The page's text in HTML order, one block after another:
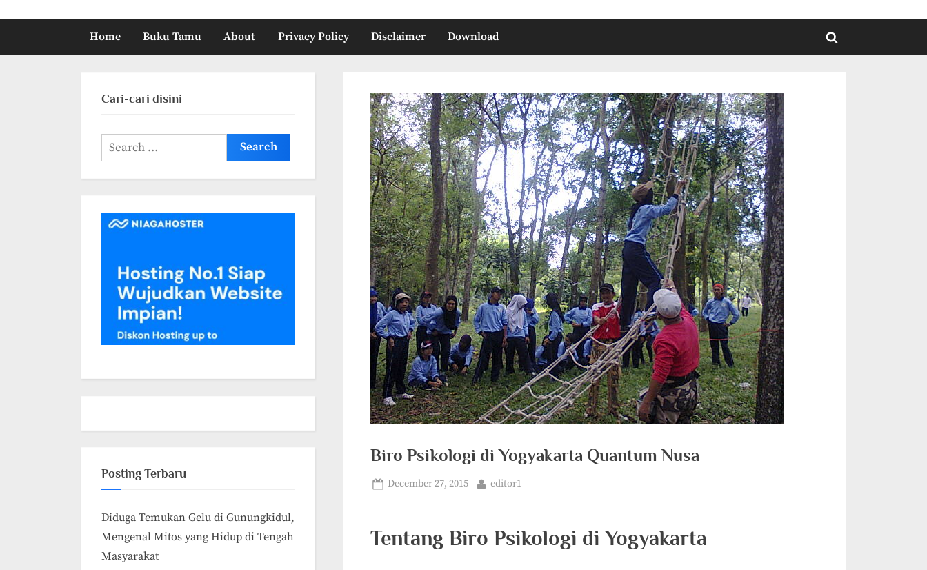
Home Buku Tamu About Privacy Policy Disclaimer Download
Toggle
Biro Psikologi di Yogyakarta Quantum Nusa
Posted
December 27, 2015 By
editor1
Tentang Biro Psikologi di Yogyakarta
Cari-cari disini
Search
for:
Posting Terbaru
Diduga Temukan Gelu di Gunungkidul,
Mengenal Mitos yang Hidup di Tengah
Masyarakat